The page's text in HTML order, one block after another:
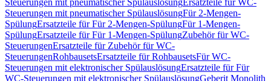
Steuerungen mit pneumatischer SpülauslösungErsatzteile für WC-
Steuerungen mit pneumatischer SpülauslösungFür 2-Mengen-
SpülungErsatzteile für Für 2-Mengen-SpülungFür 1-Mengen-
SpülungErsatzteile für Für 1-Mengen-SpülungZubehör für WC-
SteuerungenErsatzteile für Zubehör für WC-
SteuerungenRohbausetsErsatzteile für RohbausetsFür WC-
Steuerungen mit elektronischer SpülauslösungErsatzteile für Für
WC-Steuerungen mit elektronischer SpülauslösungGeberit Monolith